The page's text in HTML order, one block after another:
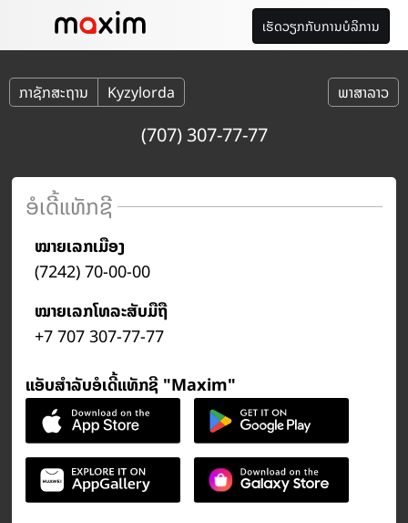
ເຮັດວຽກກັບການບໍລິການ
ກາຊັກສະຖານ Kyzylorda
(707) 307-77-77
ພາສາລາວ
ອໍເດີ້ແທັກຊີ
ໝາຍເລກເມືອງ
(7242) 70-00-00
ໝາຍເລກໂທລະສັບມືຖື
+7 707 307-77-77
ແອັບສຳລັບອໍເດີ້ແທັກຊີ "Maxim"